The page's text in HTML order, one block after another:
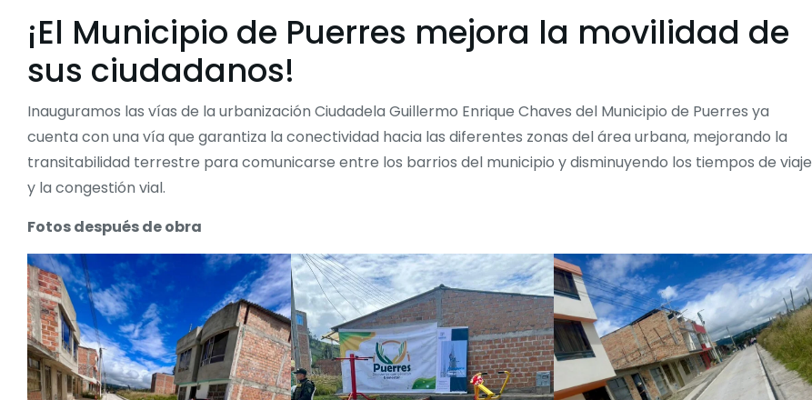
¡El Municipio de Puerres mejora la movilidad de
sus ciudadanos!
Inauguramos las vías de la urbanización Ciudadela Guillermo Enrique Chaves del Municipio de Puerres ya
cuenta con una vía que garantiza la conectividad hacia las diferentes zonas del área urbana, mejorando la
transitabilidad terrestre para comunicarse entre los barrios del municipio y disminuyendo los tiempos de viaje
y la congestión vial.
Fotos después de obra